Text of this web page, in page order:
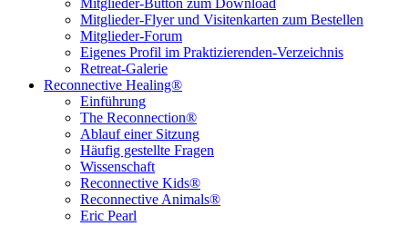
Mitglieder-Button zum Download
Mitglieder-Flyer und Visitenkarten zum Bestellen
Mitglieder-Forum
Eigenes Profil im Praktizierenden-Verzeichnis
Retreat-Galerie
Reconnective Healing®
Einführung
The Reconnection®
Ablauf einer Sitzung
Häufig gestellte Fragen
Wissenschaft
Reconnective Kids®
Reconnective Animals®
Eric Pearl